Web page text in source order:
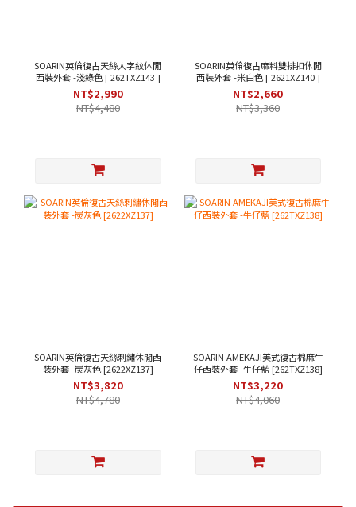
SOARIN英倫復古天絲人字紋休閒
西裝外套 -淺綠色 [ 262TXZ143 ]
NT$2,990
NT$4,480
SOARIN英倫復古麻料雙排扣休閒
西裝外套 -米白色 [ 2621XZ140 ]
NT$2,660
NT$3,360
SOARIN英倫復古天絲刺繡休閒西
裝外套 -炭灰色 [2622XZ137]
NT$3,820
NT$4,780
SOARIN AMEKAJI美式復古棉麻牛
仔西裝外套 -牛仔藍 [262TXZ138]
NT$3,220
NT$4,060